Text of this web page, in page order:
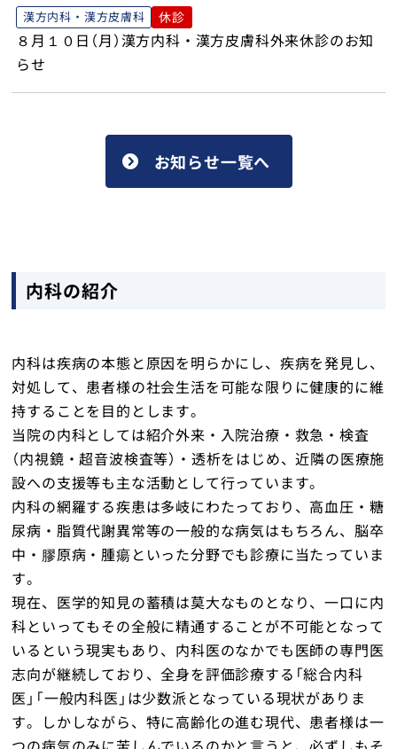
漢方内科・漢方皮膚科 休診
８月１０日（月）漢方内科・漢方皮膚科外来休診のお知
らせ
お知らせ一覧へ
内科の紹介
内科は疾病の本態と原因を明らかにし、疾病を発見し、
対処して、患者様の社会生活を可能な限りに健康的に維
持することを目的とします。
当院の内科としては紹介外来・入院治療・救急・検査
（内視鏡・超音波検査等）・透析をはじめ、近隣の医療施
設への支援等も主な活動として行っています。
内科の網羅する疾患は多岐にわたっており、高血圧・糖
尿病・脂質代謝異常等の一般的な病気はもちろん、脳卒
中・膠原病・腫瘍といった分野でも診療に当たっていま
す。
現在、医学的知見の蓄積は莫大なものとなり、一口に内
科といってもその全般に精通することが不可能となって
いるという現実もあり、内科医のなかでも医師の専門医
志向が継続しており、全身を評価診療する「総合内科
医」「一般内科医」は少数派となっている現状がありま
す。しかしながら、特に高齢化の進む現代、患者様は一